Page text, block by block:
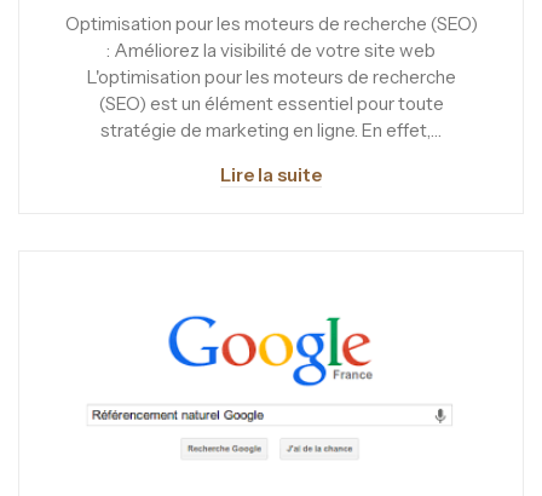
Optimisation pour les moteurs de recherche (SEO)
: Améliorez la visibilité de votre site web
L'optimisation pour les moteurs de recherche
(SEO) est un élément essentiel pour toute
stratégie de marketing en ligne. En effet,…
Lire la suite